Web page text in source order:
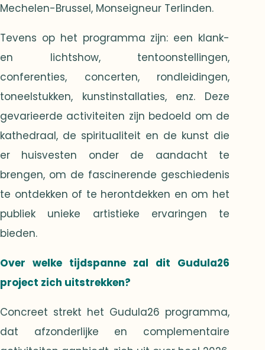
Mechelen-Brussel, Monseigneur Terlinden.
Tevens op het programma zijn: een klank-
en lichtshow, tentoonstellingen,
conferenties, concerten, rondleidingen,
toneelstukken, kunstinstallaties, enz. Deze
gevarieerde activiteiten zijn bedoeld om de
kathedraal, de spiritualiteit en de kunst die
er huisvesten onder de aandacht te
brengen, om de fascinerende geschiedenis
te ontdekken of te herontdekken en om het
publiek unieke artistieke ervaringen te
bieden.
Over welke tijdspanne zal dit Gudula26
project zich uitstrekken?
Concreet strekt het Gudula26 programma,
dat afzonderlijke en complementaire